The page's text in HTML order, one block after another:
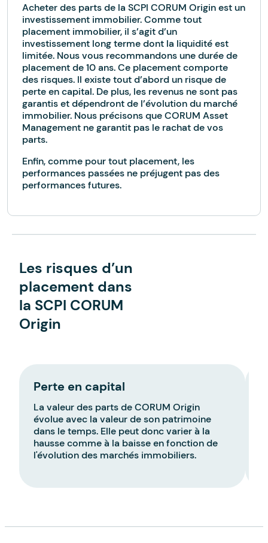
Acheter des parts de la SCPI CORUM Origin est un
investissement immobilier. Comme tout
placement immobilier, il s’agit d’un
investissement long terme dont la liquidité est
limitée. Nous vous recommandons une durée de
placement de 10 ans. Ce placement comporte
des risques. Il existe tout d’abord un risque de
perte en capital. De plus, les revenus ne sont pas
garantis et dépendront de l’évolution du marché
immobilier. Nous précisons que CORUM Asset
Management ne garantit pas le rachat de vos
parts.
Enfin, comme pour tout placement, les
performances passées ne préjugent pas des
performances futures.
Les risques d’un
placement dans
la SCPI CORUM
Origin
Perte en capital
La valeur des parts de CORUM Origin
évolue avec la valeur de son patrimoine
dans le temps. Elle peut donc varier à la
hausse comme à la baisse en fonction de
l'évolution des marchés immobiliers.